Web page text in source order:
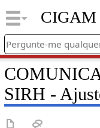
SIRH -